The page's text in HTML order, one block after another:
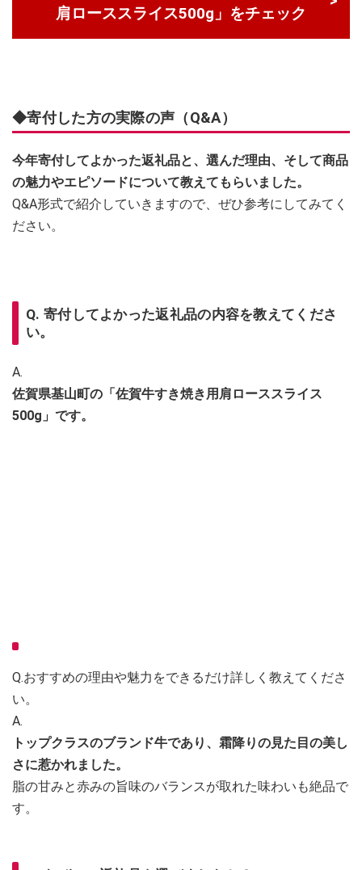
肩ローススライス500g」をチェック
◆寄付した方の実際の声（Q&A）
今年寄付してよかった返礼品と、選んだ理由、そして商品
の魅力やエピソードについて教えてもらいました。
Q&A形式で紹介していきますので、ぜひ参考にしてみてく
ださい。
Q. 寄付してよかった返礼品の内容を教えてくださ
い。
A.
佐賀県基山町の「佐賀牛すき焼き用肩ローススライス
500g」です。
Q.おすすめの理由や魅力をできるだけ詳しく教えてくださ
い。
A.
トップクラスのブランド牛であり、霜降りの見た目の美し
さに惹かれました。
脂の甘みと赤みの旨味のバランスが取れた味わいも絶品で
す。